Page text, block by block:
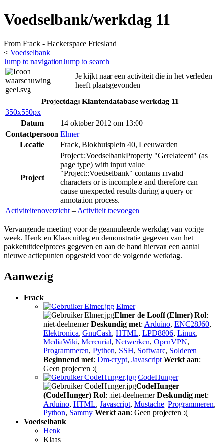
Voedselbank/werkdag 11
From Frack - Hackerspace Friesland
< Voedselbank
Jump to navigationJump to search
Je kijkt naar een activiteit die in het verleden
heeft plaatsgevonden
Projectdag: Klantendatabase werkdag 11
350x550px
Datum
14 oktober 2012 om 13:00
Contactpersoon Elmer
Locatie
Frack, Blokhuisplein 40, Leeuwarden
Project
Project::VoedselbankProperty "Gerelateerd" (as
page type) with input value
"Project::Voedselbank" contains invalid
characters or is incomplete and therefore can
cause unexpected results during a query or
annotation process.
Activiteitenoverzicht – Activiteit toevoegen
Vervangende meeting voor de geannuleerde werkdag van vorige
week. Henk en Klaas uitleg en demonstratie gegeven van het
pakketuitdeelproces gegeven en aan de hand hiervan een aantal
nieuwe actiepunten opgesteld voor de volgende werkdag.
Aanwezig
Frack
Elmer
Elmer de Looff (Elmer) Rol:
niet-deelnemerDeskundig met: Arduino, ENC28J60,
Elektronica, GnuCash, HTML, LPD8806, Linux,
MediaWiki, Mercurial, Netwerken, OpenVPN,
Programmeren, Python, SSH, Software, Solderen
Beginnend met: Dm-crypt, Javascript Werkt aan:
Geen projecten :(
CodeHunger
CodeHunger
(CodeHunger) Rol: niet-deelnemerDeskundig met:
Arduino, HTML, Javascript, Mustache, Programmeren,
Python, Sammy Werkt aan: Geen projecten :(
Voedselbank
Henk
Klaas